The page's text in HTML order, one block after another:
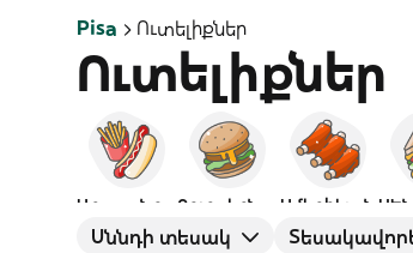
Pisa Ուտելիքներ
Ուտելիքներ
Ամերիկյան
Սննդի տեսակ